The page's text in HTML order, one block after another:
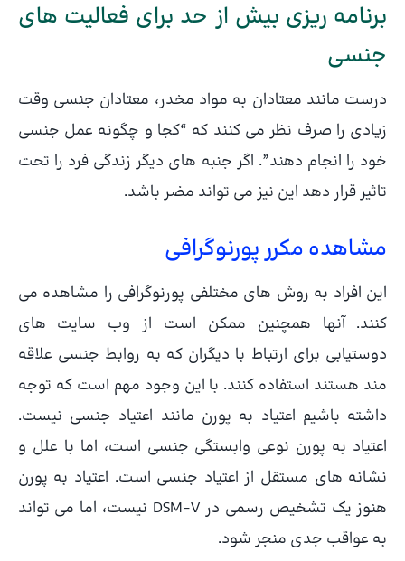
برنامه ریزی بیش از حد برای فعالیت های
جنسی
درست مانند معتادان به مواد مخدر، معتادان جنسی وقت
زیادی را صرف نظر می کنند که “کجا و چگونه عمل جنسی
خود را انجام دهند”. اگر جنبه های دیگر زندگی فرد را تحت
تاثیر قرار دهد این نیز می تواند مضر باشد.
مشاهده مکرر پورنوگرافی
این افراد به روش های مختلفی پورنوگرافی را مشاهده می
کنند. آنها همچنین ممکن است از وب سایت های
دوستیابی برای ارتباط با دیگران که به روابط جنسی علاقه
مند هستند استفاده کنند. با این وجود مهم است که توجه
داشته باشیم اعتیاد به پورن مانند اعتیاد جنسی نیست.
اعتیاد به پورن نوعی وابستگی جنسی است، اما با علل و
نشانه های مستقل از اعتیاد جنسی است. اعتیاد به پورن
هنوز یک تشخیص رسمی در DSM-V نیست، اما می تواند
به عواقب جدی منجر شود.